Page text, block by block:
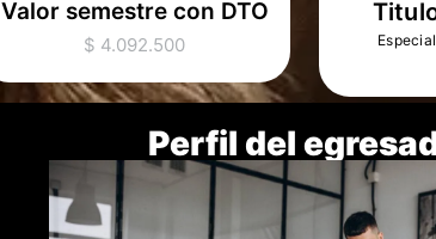
Valor semestre con DTO
$ 4.092.500
Perfil del